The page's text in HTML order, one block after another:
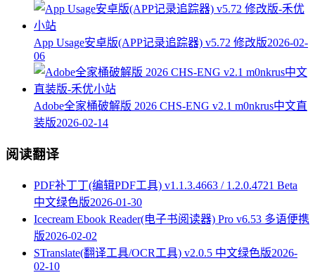
App Usage安卓版(APP记录追踪器) v5.72 修改版2026-02-
06
Adobe全家桶破解版 2026 CHS-ENG v2.1 m0nkrus中文直
装版2026-02-14
阅读翻译
PDF补丁丁(编辑PDF工具) v1.1.3.4663 / 1.2.0.4721 Beta
中文绿色版2026-01-30
Icecream Ebook Reader(电子书阅读器) Pro v6.53 多语便携
版2026-02-02
STranslate(翻译工具/OCR工具) v2.0.5 中文绿色版2026-
02-10